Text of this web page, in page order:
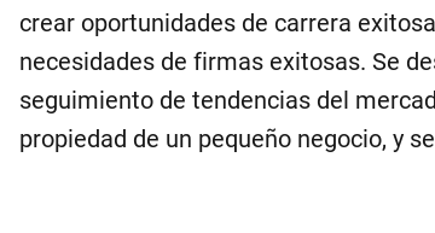
crear oportunidades de carrera
necesidades de firmas exitosas. Se
seguimiento de tendencias del
propiedad de un pequeño negocio, y